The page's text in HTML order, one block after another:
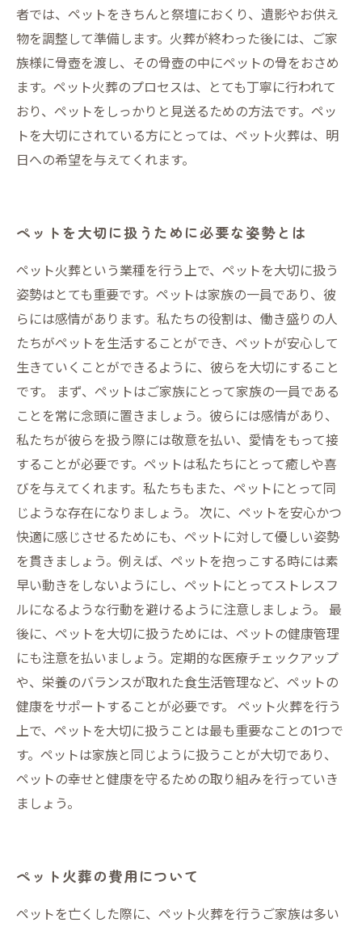
者では、ペットをきちんと祭壇におくり、遺影やお供え
物を調整して準備します。火葬が終わった後には、ご家
族様に骨壺を渡し、その骨壺の中にペットの骨をおさめ
ます。ペット火葬のプロセスは、とても丁寧に行われて
おり、ペットをしっかりと見送るための方法です。ペッ
トを大切にされている方にとっては、ペット火葬は、明
日への希望を与えてくれます。
ペットを大切に扱うために必要な姿勢とは
ペット火葬という業種を行う上で、ペットを大切に扱う
姿勢はとても重要です。ペットは家族の一員であり、彼
らには感情があります。私たちの役割は、働き盛りの人
たちがペットを生活することができ、ペットが安心して
生きていくことができるように、彼らを大切にすること
です。 まず、ペットはご家族にとって家族の一員である
ことを常に念頭に置きましょう。彼らには感情があり、
私たちが彼らを扱う際には敬意を払い、愛情をもって接
することが必要です。ペットは私たちにとって癒しや喜
びを与えてくれます。私たちもまた、ペットにとって同
じような存在になりましょう。 次に、ペットを安心かつ
快適に感じさせるためにも、ペットに対して優しい姿勢
を貫きましょう。例えば、ペットを抱っこする時には素
早い動きをしないようにし、ペットにとってストレスフ
ルになるような行動を避けるように注意しましょう。 最
後に、ペットを大切に扱うためには、ペットの健康管理
にも注意を払いましょう。定期的な医療チェックアップ
や、栄養のバランスが取れた食生活管理など、ペットの
健康をサポートすることが必要です。 ペット火葬を行う
上で、ペットを大切に扱うことは最も重要なことの1つで
す。ペットは家族と同じように扱うことが大切であり、
ペットの幸せと健康を守るための取り組みを行っていき
ましょう。
ペット火葬の費用について
ペットを亡くした際に、ペット火葬を行うご家族は多い